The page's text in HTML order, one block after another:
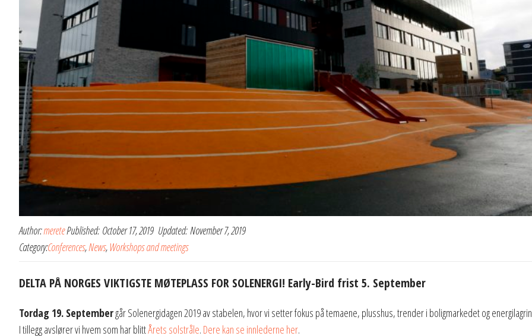
Author:meretePublished: October 17, 2019 Updated: November 7, 2019
Category:Conferences,News,Workshops and meetings
DELTA PÅ NORGES VIKTIGSTE MØTEPLASS FOR SOLENERGI! Early-Bird frist 5. September
Tordag 19. Septembergår Solenergidagen 2019 av stabelen, hvor vi setter fokus på temaene, plusshus, trender i boligmarkedet og
I tillegg avslører vi hvem som har blittÅrets solstråle. Dere kan se innlederne her.